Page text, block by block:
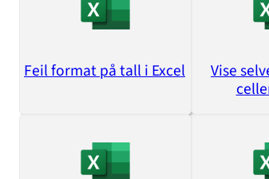
Feil format på tall i Excel
Vise